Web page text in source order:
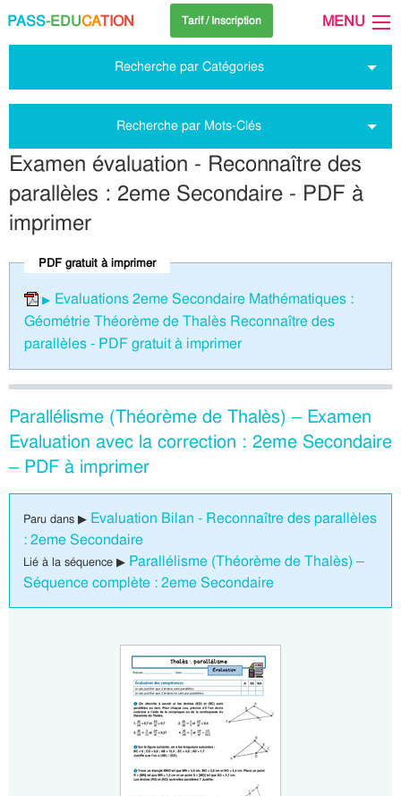
PASS-EDUCATION Tarif / Inscription MENU
Recherche par Catégories
Recherche par Mots-Clés
Examen évaluation - Reconnaître des
parallèles : 2eme Secondaire - PDF à
imprimer
PDF gratuit à imprimer
Evaluations 2eme Secondaire Mathématiques :
Géométrie Théorème de Thalès Reconnaître des
parallèles - PDF gratuit à imprimer
Parallélisme (Théorème de Thalès) – Examen
Evaluation avec la correction : 2eme Secondaire
– PDF à imprimer
Paru dans ▶ Evaluation Bilan - Reconnaître des parallèles
: 2eme Secondaire
Lié à la séquence ▶ Parallélisme (Théorème de Thalès) –
Séquence complète : 2eme Secondaire